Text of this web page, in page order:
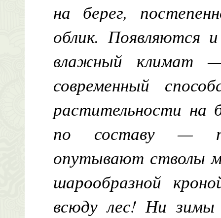
на берег,
облик. Появляются
влажный климат
современный
растительности на
по составу —
опутывают стволы
шарообразной
всюду лес! Ни зимы